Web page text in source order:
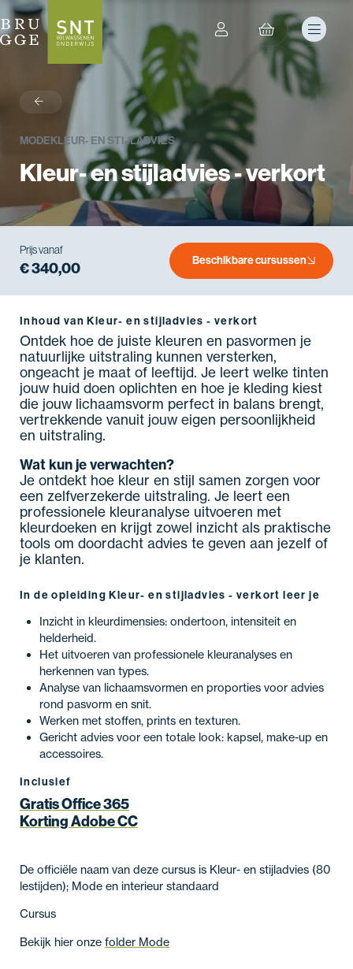
Prijs vanaf
€ 340,00 Beschikbare cursussen
terug
MODEKLEUR- EN STIJLADVIES
Kleur- en stijladvies - verkort
Inhoud van Kleur- en stijladvies - verkort
Ontdek hoe de juiste kleuren en pasvormen je
natuurlijke uitstraling kunnen versterken,
ongeacht je maat of leeftijd. Je leert welke tinten
jouw huid doen oplichten en hoe je kleding kiest
die jouw lichaamsvorm perfect in balans brengt,
vertrekkende vanuit jouw eigen persoonlijkheid
en uitstraling.
Wat kun je verwachten?
Je ontdekt hoe kleur en stijl samen zorgen voor
een zelfverzekerde uitstraling. Je leert een
professionele kleuranalyse uitvoeren met
kleurdoeken en krijgt zowel inzicht als praktische
tools om doordacht advies te geven aan jezelf of
je klanten.
In de opleiding Kleur- en stijladvies - verkort leer je
Inzicht in kleurdimensies: ondertoon, intensiteit en
helderheid.
Het uitvoeren van professionele kleuranalyses en
herkennen van types.
Analyse van lichaamsvormen en proporties voor advies
rond pasvorm en snit.
Werken met stoffen, prints en texturen.
Gericht advies voor een totale look: kapsel, make-up en
accessoires.
Inclusief
Gratis Office 365
Korting Adobe CC
De officiële naam van deze cursus is Kleur- en stijladvies (80
lestijden); Mode en interieur standaard
Cursus
Bekijk hier onze folder Mode